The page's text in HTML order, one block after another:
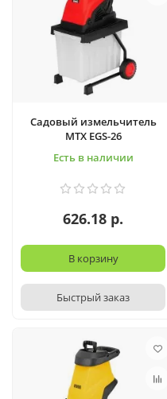
Садовый измельчитель
MTX EGS-26
Есть в наличии
626.18 р.
В корзину
Быстрый заказ